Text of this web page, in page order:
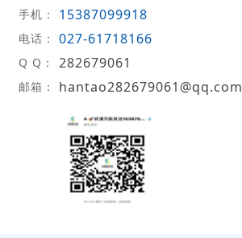
手机： 15387099918
电话： 027-61718166
Q Q： 282679061
邮箱： hantao282679061@qq.com